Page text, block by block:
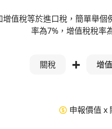
增值稅等於進口稅，簡單舉
率為7%，增值稅稅率
關稅 + 增
申報價值 x